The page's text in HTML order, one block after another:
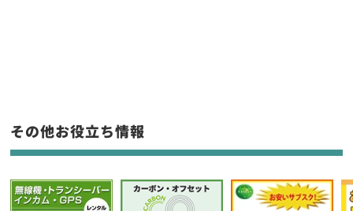
フリーワード入力(製品名等)
選択条件をリセット
その他お役立ち情報